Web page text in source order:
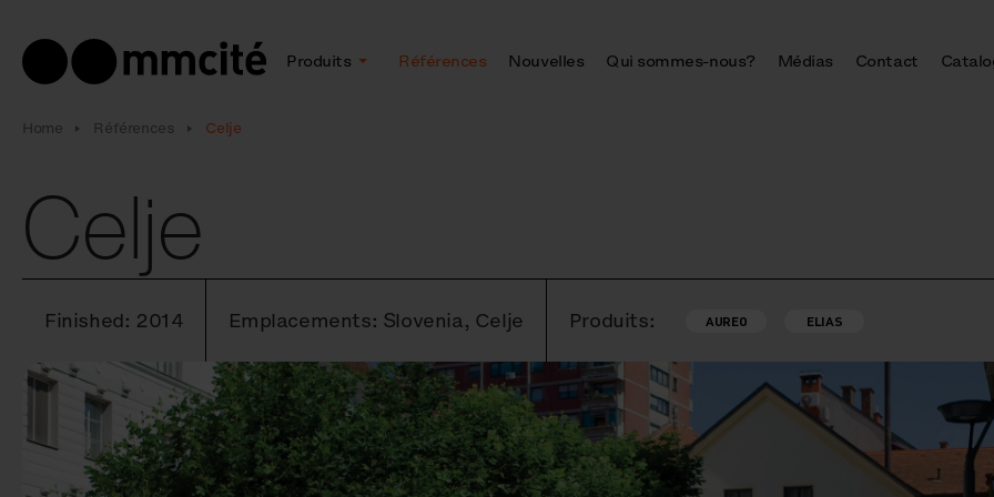
Produits Références Nouvelles Qui sommes-nous? Médias Contact
Home Références Celje
Celje
Finished: 2014 Emplacements: Slovenia, Celje Produits: AUREO ELIAS